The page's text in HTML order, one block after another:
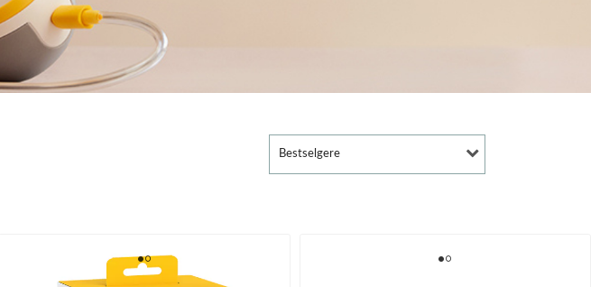
Bestselgere